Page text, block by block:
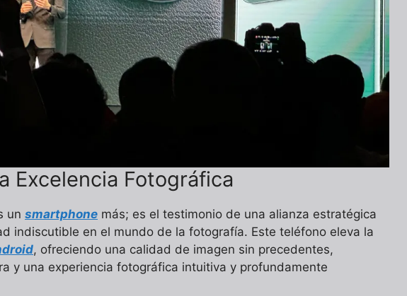
Excelencia Fotográfica
un smartphone más; es el testimonio de una alianza estratégica
indiscutible en el mundo de la fotografía. Este teléfono eleva la
, ofreciendo una calidad de imagen sin precedentes,
y una experiencia fotográfica intuitiva y profundamente